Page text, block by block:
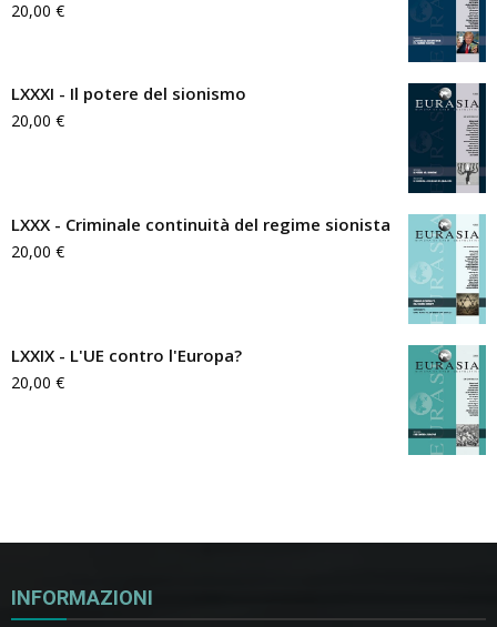
20,00 €
LXXXI - Il potere del sionismo
20,00 €
LXXX - Criminale continuità del regime sionista
20,00 €
LXXIX - L'UE contro l'Europa?
20,00 €
INFORMAZIONI